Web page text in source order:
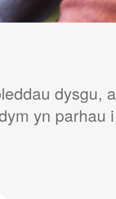
dysgu, a
yn parhau i